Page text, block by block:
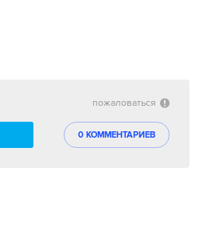
0 КОММЕНТАРИЕВ
пожаловаться